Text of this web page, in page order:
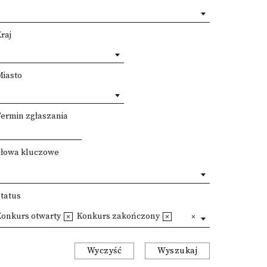
zgłaszania
kluczowe
otwarty Konkurs zakończony
Wyczyść Wyszukaj